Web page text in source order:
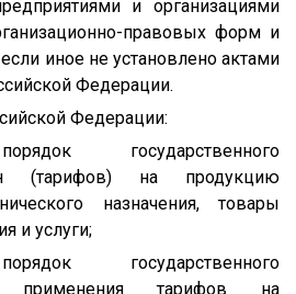
и организациями
правовых форм и
иное не установлено актами
Федерации.
Федерации:
государственного
(тарифов) на продукцию
назначения, товары
и услуги;
государственного
применения тарифов на